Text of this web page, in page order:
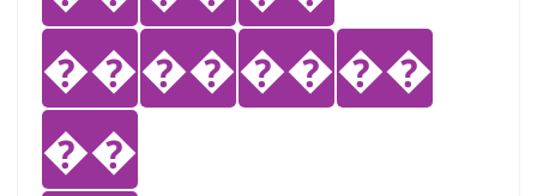
��������
��